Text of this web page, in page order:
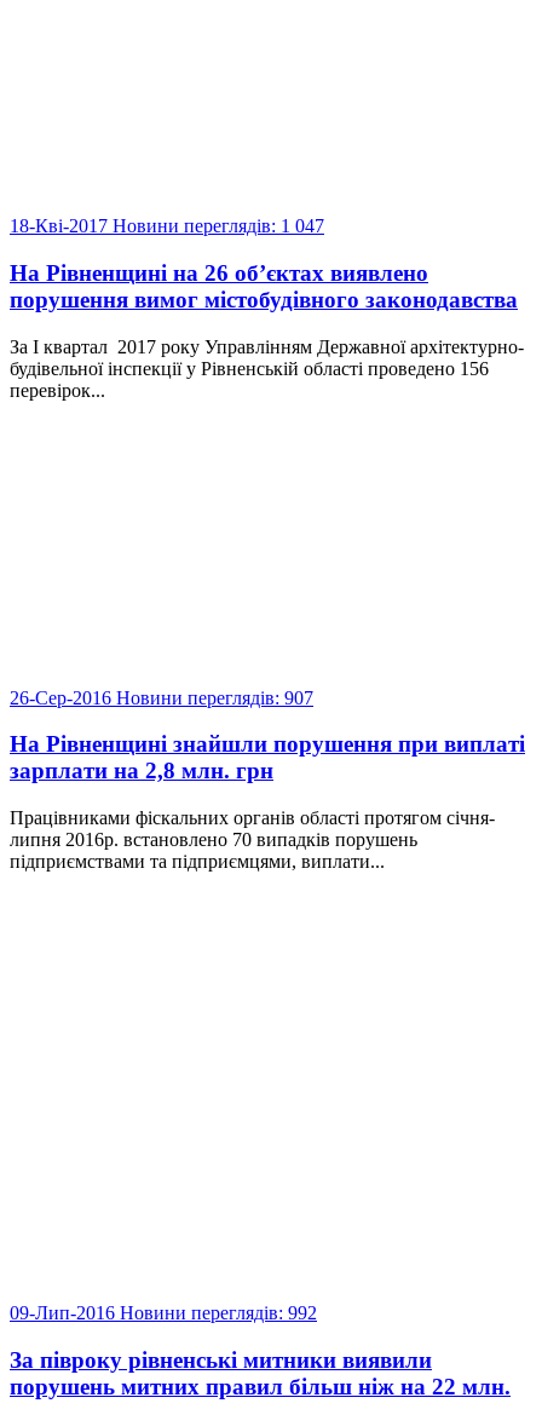
18-Кві-2017 Новини переглядів: 1 047
На Рівненщині на 26 об’єктах виявлено
порушення вимог містобудівного законодавства
За І квартал 2017 року Управлінням Державної архітектурно-
будівельної інспекції у Рівненській області проведено 156
перевірок...
26-Сер-2016 Новини переглядів: 907
На Рівненщині знайшли порушення при виплаті
зарплати на 2,8 млн. грн
Працівниками фіскальних органів області протягом січня-
липня 2016р. встановлено 70 випадків порушень
підприємствами та підприємцями, виплати...
09-Лип-2016 Новини переглядів: 992
За півроку рівненські митники виявили
порушень митних правил більш ніж на 22 млн.